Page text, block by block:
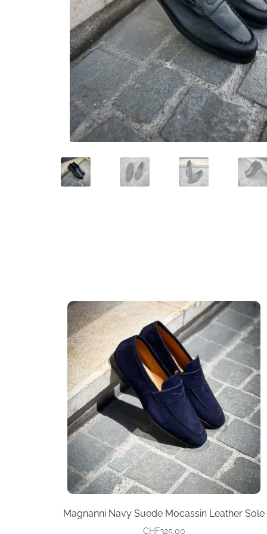
Magnanni Navy Suede Mocassin Leather Sole
CHF325.00
Dieses
Produkt
weist
mehrere
Varianten
auf.
Die
Optionen
können
auf
der
Produktseite
gewählt
werden